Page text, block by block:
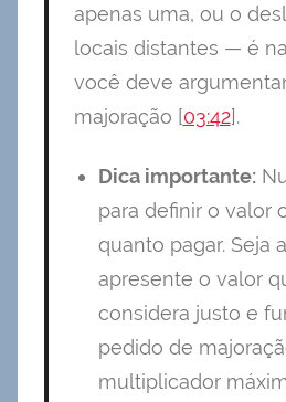
apenas uma, ou o
locais distantes — é
você deve
majoração [03:42].
Dica importante:
para definir o valor
quanto pagar. Seja
apresente o valor
considera justo e
pedido de
multiplicador